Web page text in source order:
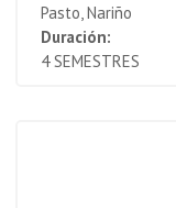
Pasto, Nariño
Duración:
4 SEMESTRES